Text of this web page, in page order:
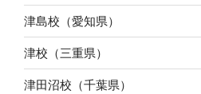
津島校（愛知県）
津校（三重県）
津田沼校（千葉県）